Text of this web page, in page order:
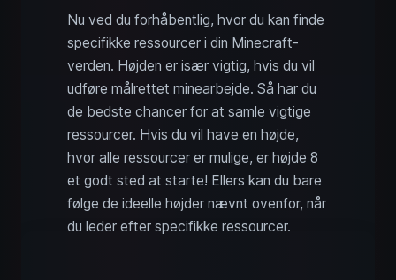
Nu ved du forhåbentlig, hvor du kan finde
specifikke ressourcer i din Minecraft-
verden. Højden er især vigtig, hvis du vil
udføre målrettet minearbejde. Så har du
de bedste chancer for at samle vigtige
ressourcer. Hvis du vil have en højde,
hvor alle ressourcer er mulige, er højde 8
et godt sted at starte! Ellers kan du bare
følge de ideelle højder nævnt ovenfor, når
du leder efter specifikke ressourcer.